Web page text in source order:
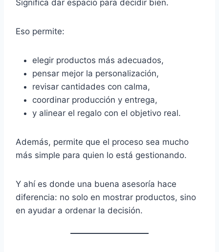
Significa dar espacio para decidir bien.
Eso permite:
elegir productos más adecuados,
pensar mejor la personalización,
revisar cantidades con calma,
coordinar producción y entrega,
y alinear el regalo con el objetivo real.
Además, permite que el proceso sea mucho
más simple para quien lo está gestionando.
Y ahí es donde una buena asesoría hace
diferencia: no solo en mostrar productos, sino
en ayudar a ordenar la decisión.